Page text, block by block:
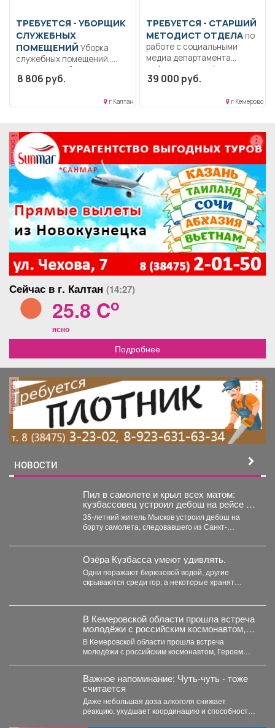
ТРЕБУЕТСЯ - УБОРЩИК
СЛУЖЕБНЫХ
ПОМЕЩЕНИЙ
служебных помещений..
Неполный рабочий день/
неполная рабочая неделя..
8 806 руб.
г Калтан
ТРЕБУЕТСЯ - СТАРШИЙ
МЕТОДИСТ ОТДЕЛАпо
работе с социальными
медиа департамента
информационной политики
Образование: Высшее-
39 000 руб.
г Кемерово
реклама
Сейчас в г. Калтан (14:27)
25.8 Co
ясно
Подробнее
реклама
НОВОСТИ
Пил в самолете и крыл всех матом:
кузбассовец устроил дебош на рейсе из
Петербурга
35-летний житель Мысков устроил дебош на
борту самолета, следовавшего из Санкт-
Озёра Кузбасса умеют удивлять.
Одни поражают бирюзовой водой, другие
скрываются среди гор, а некоторые хранят
В Кемеровской области прошла встреча
молодёжи с российским космонавтом,
Героем Российской Федерации
Александром Лазуткиным
В Кемеровской области прошла встреча
молодёжи с российским космонавтом, Героем
Важное напоминание: Чуть-чуть - тоже
считается
Даже небольшая доза алкоголя снижает
реакцию, ухудшает координацию и способность